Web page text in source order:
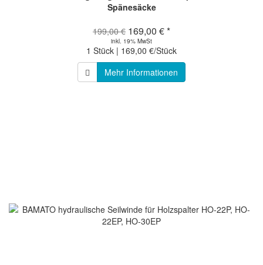
Spänesäcke
199,00 € 169,00 € *
inkl. 19% MwSt
1 Stück | 169,00 €/Stück
Mehr Informationen